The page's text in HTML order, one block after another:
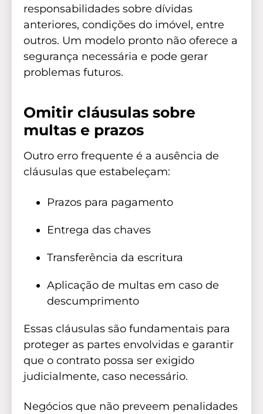
responsabilidades sobre dívidas
anteriores, condições do imóvel, entre
outros. Um modelo pronto não oferece a
segurança necessária e pode gerar
problemas futuros.
Omitir cláusulas sobre
multas e prazos
Outro erro frequente é a ausência de
cláusulas que estabeleçam:
Prazos para pagamento
Entrega das chaves
Transferência da escritura
Aplicação de multas em caso de
descumprimento
Essas cláusulas são fundamentais para
proteger as partes envolvidas e garantir
que o contrato possa ser exigido
judicialmente, caso necessário.
Negócios que não preveem penalidades